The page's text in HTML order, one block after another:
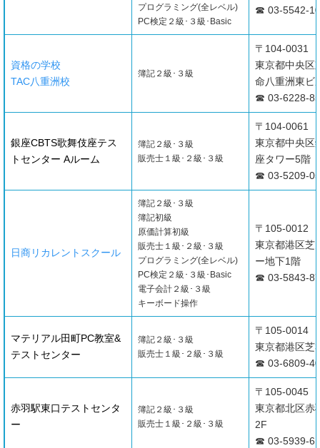
プログラミング(全レベル)
PC検定２級･３級･Basic
☎ 03-5542-
資格の学校
TAC八重洲校
簿記２級･３級
〒104-0031
東京都中央
命八重洲東ビ
☎ 03-6228-
銀座CBTS歌舞伎座テス
トセンター Aルーム
簿記２級･３級
販売士１級･２級･３級
〒104-0061
東京都中央
座タワー5階
☎ 03-5209-
日商リカレントスクール
簿記２級･３級
簿記初級
原価計算初級
販売士１級･２級･３級
プログラミング(全レベル)
PC検定２級･３級･Basic
電子会計２級･３級
キーボード操作
〒105-0012
東京都港区
ー地下1階
☎ 03-5843-
マテリアル田町PC教室&
テストセンター
簿記２級･３級
販売士１級･２級･３級
〒105-0014
東京都港区
☎ 03-6809-
赤羽駅東口テストセンタ
ー
簿記２級･３級
販売士１級･２級･３級
〒105-0045
東京都北区
2F
☎ 03-5939-